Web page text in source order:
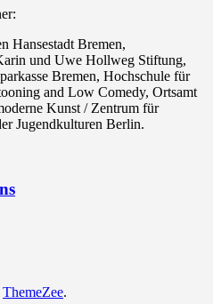
Hansestadt Bremen,
und Uwe Hollweg Stiftung,
Bremen, Hochschule für
and Low Comedy, Ortsamt
Kunst / Zentrum für
Jugendkulturen Berlin.
ThemeZee.